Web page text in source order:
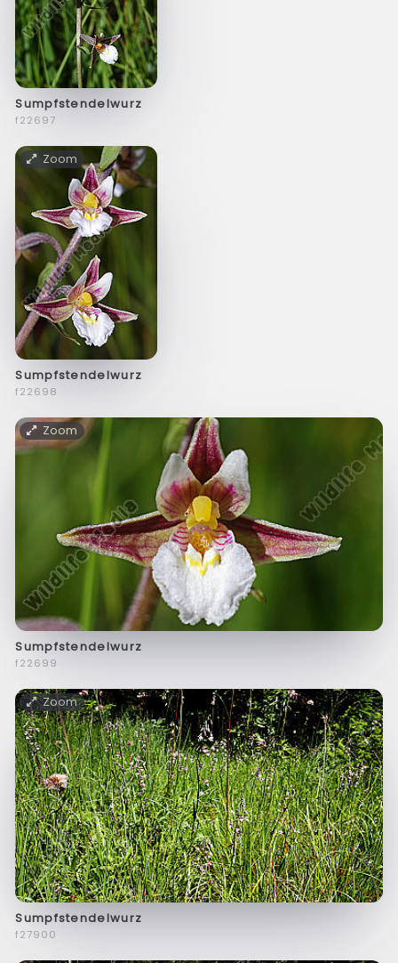
Sumpfstendelwurz
f22697
Zoom
Sumpfstendelwurz
f22698
Zoom
Sumpfstendelwurz
f22699
Zoom
Sumpfstendelwurz
f27900